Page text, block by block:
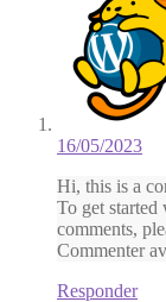
16/05/2023
Hi, this is a
To get
comments,
Commenter
Responder